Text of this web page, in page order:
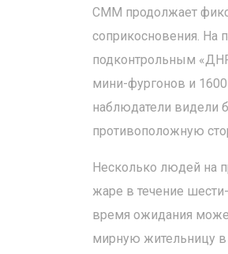
СММ продолжает
соприкосновения. На
подконтрольным
мини-фургонов и
наблюдатели видели
противоположную
Несколько людей на
жаре в течение
время ожидания
мирную жительницу в